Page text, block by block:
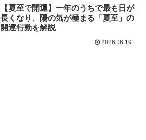
【夏至で開運】一年のうちで最も日が
長くなり、陽の気が極まる「夏至」の
開運行動を解説
2026.06.19